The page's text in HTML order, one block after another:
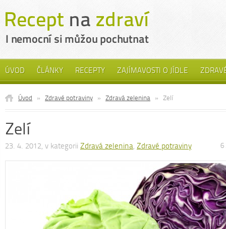
ÚVOD ČLÁNKY RECEPTY ZAJÍMAVOSTI O JÍDLE
Úvod » Zdravé potraviny » Zdravá zelenina » Zelí
Zelí
23. 4. 2012, v kategorii Zdravá zelenina, Zdravé potraviny 6